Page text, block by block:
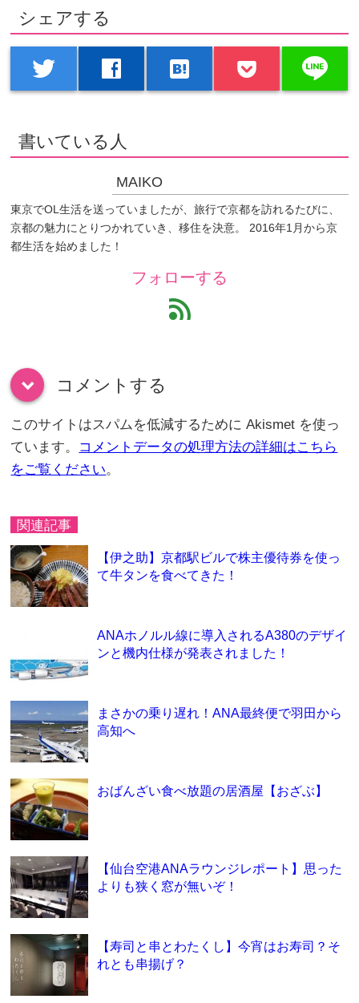
シェアする
twitter facebook hatenabookmark line
書いている人
MAIKO
東京でOL生活を送っていましたが、旅行で京都を訪れるたびに、
京都の魅力にとりつかれていき、移住を決意。 2016年1月から京
都生活を始めました！
フォローする
feed
down コメントする
このサイトはスパムを低減するために Akismet を使っ
ています。 コメントデータの処理方法の詳細はこちら
をご覧ください。
関連記事
【伊之助】京都駅ビルで株主優待券を使っ
て牛タンを食べてきた！
ANAホノルル線に導入されるA380のデザイ
ンと機内仕様が発表されました！
まさかの乗り遅れ！ANA最終便で羽田から
高知へ
おばんざい食べ放題の居酒屋【おざぶ】
【仙台空港ANAラウンジレポート】思った
よりも狭く窓が無いぞ！
【寿司と串とわたくし】今宵はお寿司？そ
れとも串揚げ？